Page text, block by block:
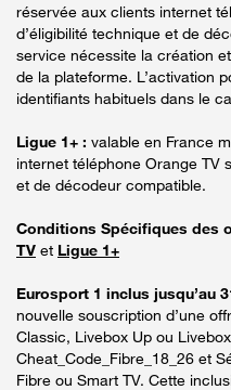
réservée aux clients internet
d’éligibilité technique et de
service nécessite la création
de la plateforme. L’activation
identifiants habituels dans le
Ligue 1+ : valable en France
internet téléphone Orange TV
et de décodeur compatible.
Conditions Spécifiques des
TV et Ligue 1+
Eurosport 1 inclus jusqu’au
nouvelle souscription d’une
Classic, Livebox Up ou
Cheat_Code_Fibre_18_26 et
Fibre ou Smart TV. Cette